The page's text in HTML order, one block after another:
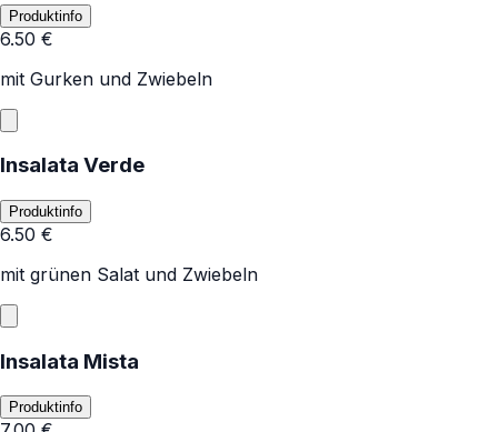
Produktinfo
6.50 €
mit Gurken und Zwiebeln
Insalata Verde
Produktinfo
6.50 €
mit grünen Salat und Zwiebeln
Insalata Mista
Produktinfo